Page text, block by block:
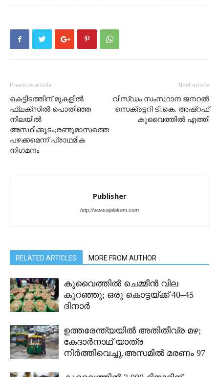
Previous article
കെട്ടിടത്തിന് മുകളില്‍
ഫ്ലക്സില്‍ പൊതിഞ്ഞ
നിലയില്‍
അസ്ഥിക്കൂടം;രണ്ടുമാസത്തെ
പഴക്കമെന്ന് പ്രാഥമിക
നിഗമനം
Next article
വിസ്ഡം സംസ്ഥാന ജനറൽ
സെക്രട്ടറി ടി.കെ. അഷ്റഫ്
കുവൈത്തിൽ എത്തി
Publisher
http://www.ejalakam.com
RELATED ARTICLES MORE FROM AUTHOR
കുവൈത്തിൽ ചെമ്മീൻ വില
കുറഞ്ഞു; ഒരു കൊട്ടയ്ക്ക് 40–45
ദിനാർ
ഉത്തരേന്ത്യയിൽ അതിതീവ്ര മഴ;
കേദാർനാഥ് യാത്ര
നിർത്തിവെച്ചു,അസമിൽ മരണം 97